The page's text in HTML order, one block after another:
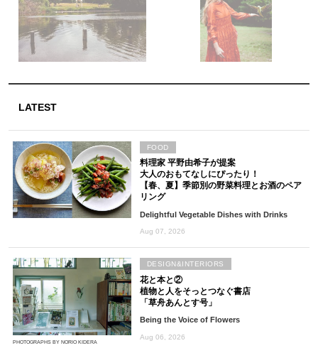
LATEST
料理家 平野由希子が提案
大人のおもてなしにぴったり！
【春、夏】季節別の野菜料理とお酒のペア
リング
Delightful Vegetable Dishes with Drinks
Aug 07, 2026
FOOD
PHOTOGRAPHS BY NORIO KIDERA
花と本と②
植物と人をそっとつなぐ書店
「草舟あんとす号」
Being the Voice of Flowers
Aug 06, 2026
DESIGN&INTERIORS